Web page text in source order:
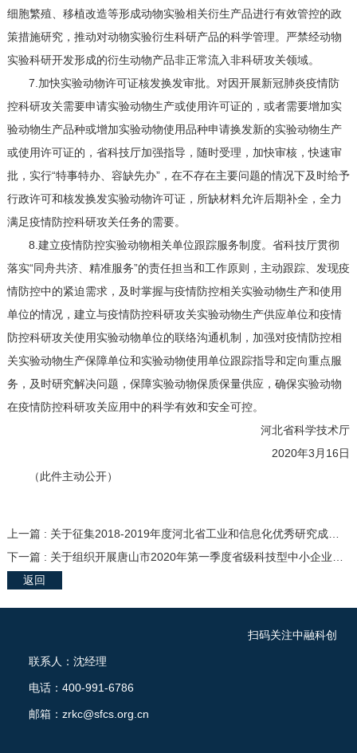
细胞繁殖、移植改造等形成动物实验相关衍生产品进行有效管控的政
策措施研究，推动对动物实验衍生科研产品的科学管理。严禁经动物
实验科研开发形成的衍生动物产品非正常流入非科研攻关领域。
7.加快实验动物许可证核发换发审批。对因开展新冠肺炎疫情防
控科研攻关需要申请实验动物生产或使用许可证的，或者需要增加实
验动物生产品种或增加实验动物使用品种申请换发新的实验动物生产
或使用许可证的，省科技厅加强指导，随时受理，加快审核，快速审
批，实行“特事特办、容缺先办”，在不存在主要问题的情况下及时给予
行政许可和核发换发实验动物许可证，所缺材料允许后期补全，全力
满足疫情防控科研攻关任务的需要。
8.建立疫情防控实验动物相关单位跟踪服务制度。省科技厅贯彻
落实“同舟共济、精准服务”的责任担当和工作原则，主动跟踪、发现疫
情防控中的紧迫需求，及时掌握与疫情防控相关实验动物生产和使用
单位的情况，建立与疫情防控科研攻关实验动物生产供应单位和疫情
防控科研攻关使用实验动物单位的联络沟通机制，加强对疫情防控相
关实验动物生产保障单位和实验动物使用单位跟踪指导和定向重点服
务，及时研究解决问题，保障实验动物保质保量供应，确保实验动物
在疫情防控科研攻关应用中的科学有效和安全可控。
河北省科学技术厅
2020年3月16日
（此件主动公开）
上一篇 : 关于征集2018-2019年度河北省工业和信息化优秀研究成果的通知
返回
联系人：沈经理
电话：400-991-6786
邮箱：zrkc@sfcs.org.cn
扫码关注中融科创